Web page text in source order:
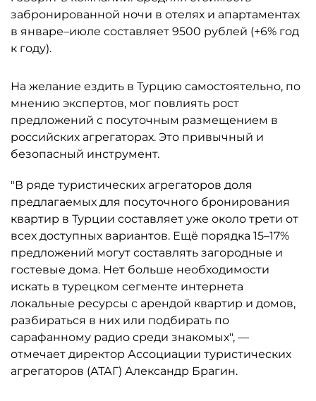
забронированной ночи в отелях и апартаментах
в январе–июле составляет 9500 рублей (+6% год
к году).
На желание ездить в Турцию самостоятельно, по
мнению экспертов, мог повлиять рост
предложений с посуточным размещением в
российских агрегаторах. Это привычный и
безопасный инструмент.
"В ряде туристических агрегаторов доля
предлагаемых для посуточного бронирования
квартир в Турции составляет уже около трети от
всех доступных вариантов. Ещё порядка 15–17%
предложений могут составлять загородные и
гостевые дома. Нет больше необходимости
искать в турецком сегменте интернета
локальные ресурсы с арендой квартир и домов,
разбираться в них или подбирать по
сарафанному радио среди знакомых", —
отмечает директор Ассоциации туристических
агрегаторов (АТАГ) Александр Брагин.